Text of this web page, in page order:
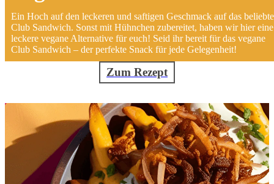
Ein Hoch auf den leckeren und saftigen Geschmack auf das beliebte
Club Sandwich. Sonst mit Hühnchen zubereitet, haben wir hier eine
leckere vegane Alternative für euch! Seid ihr bereit für das vegane
Club Sandwich – der perfekte Snack für jede Gelegenheit!
Zum Rezept